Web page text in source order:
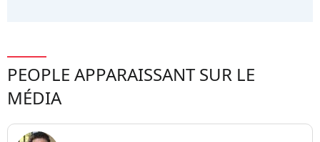
PEOPLE APPARAISSANT SUR LE
MÉDIA